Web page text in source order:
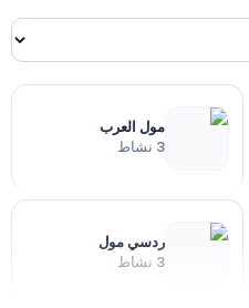
مول العرب
نشاط
ردسي مول
نشاط